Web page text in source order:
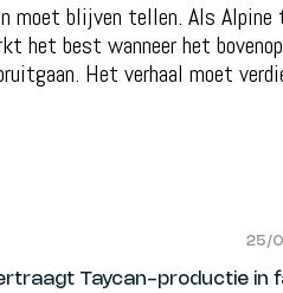
moet blijven tellen. Als
het best wanneer het
Het verhaal moet
25/
Taycan-productie in